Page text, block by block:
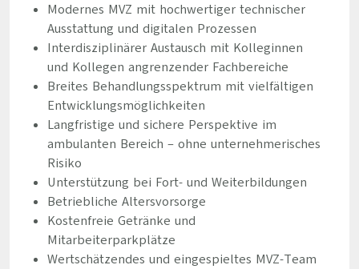
Modernes MVZ mit hochwertiger technischer
Ausstattung und digitalen Prozessen
Interdisziplinärer Austausch mit Kolleginnen
und Kollegen angrenzender Fachbereiche
Breites Behandlungsspektrum mit vielfältigen
Entwicklungsmöglichkeiten
Langfristige und sichere Perspektive im
ambulanten Bereich – ohne unternehmerisches
Risiko
Unterstützung bei Fort- und Weiterbildungen
Betriebliche Altersvorsorge
Kostenfreie Getränke und
Mitarbeiterparkplätze
Wertschätzendes und eingespieltes MVZ-Team